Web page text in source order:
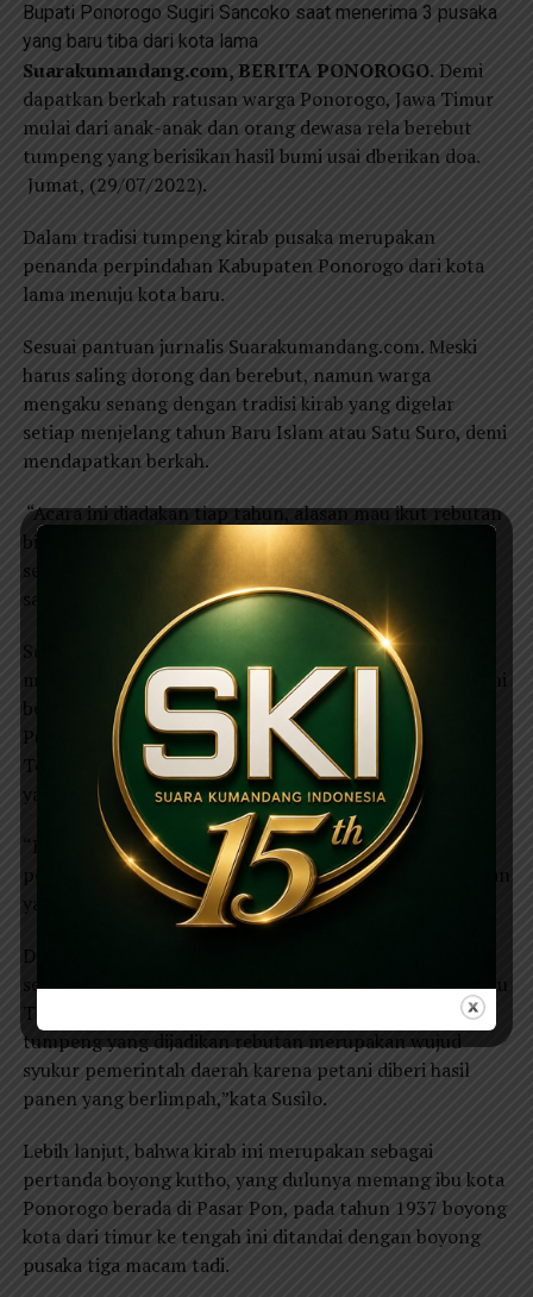
Bupati Ponorogo Sugiri Sancoko saat menerima 3 pusaka
yang baru tiba dari kota lama
Suarakumandang.com, BERITA PONOROGO. Demi
dapatkan berkah ratusan warga Ponorogo, Jawa Timur
mulai dari anak-anak dan orang dewasa rela berebut
tumpeng yang berisikan hasil bumi usai dberikan doa.
Jumat, (29/07/2022).
Dalam tradisi tumpeng kirab pusaka merupakan
penanda perpindahan Kabupaten Ponorogo dari kota
lama menuju kota baru.
Sesuai pantuan jurnalis Suarakumandang.com. Meski
harus saling dorong dan berebut, namun warga
mengaku senang dengan tradisi kirab yang digelar
setiap menjelang tahun Baru Islam atau Satu Suro, demi
mendapatkan berkah.
“Acara ini diadakan tiap tahun, alasan mau ikut rebutan
biar rejeki lancar, cari makan gampang. Tadi saya
sempat jatuh saat mau mengambil tadi,”kata Muntari
salah satu warga yang ikut rebutan.
Sementara itu, Susilo Budi tokoh masyarakat
mengatakan sebelum diperebutkan, tumpeng hasil bumi
bersama tiga pusaka, masing masing sabuk Cinde
Puspito, Tombak Songsong Tunggul Wulung dan
Tombak Tunggul Nogo, di arak sejauh lima kilometer.
yakni dari Kota Lama menuju Alun Alun Ponorogo.
“Bahwa tradisi tersebut merupakan sebuah cerita
perpindahan dari kota lama menuju pusat pemerintahan
yang saat ini,”paparnya.
Dijelaskan pula, bahwa tradisi tahunan ini memang
selalu digelar setiap satu hari menjelang bulan suro atau
Tahun Baru Islam.”Selain untuk nguri nguri budaya,
tumpeng yang dijadikan rebutan merupakan wujud
syukur pemerintah daerah karena petani diberi hasil
panen yang berlimpah,”kata Susilo.
Lebih lanjut, bahwa kirab ini merupakan sebagai
pertanda boyong kutho, yang dulunya memang ibu kota
Ponorogo berada di Pasar Pon, pada tahun 1937 boyong
kota dari timur ke tengah ini ditandai dengan boyong
pusaka tiga macam tadi.